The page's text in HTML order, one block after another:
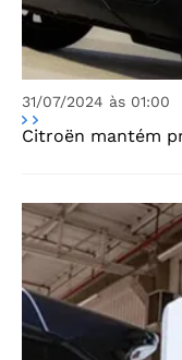
31/07/2024 às 01:00
Citroën mantém